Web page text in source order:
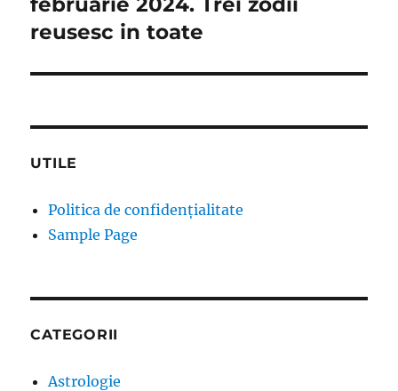
reusesc in toate
UTILE
Politica de confidențialitate
Sample Page
CATEGORII
Astrologie